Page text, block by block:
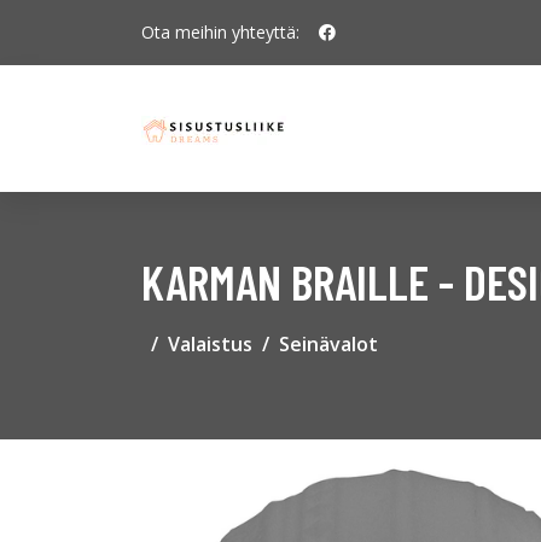
Ota meihin yhteyttä:
KARMAN BRAILLE -
Valaistus Seinävalot